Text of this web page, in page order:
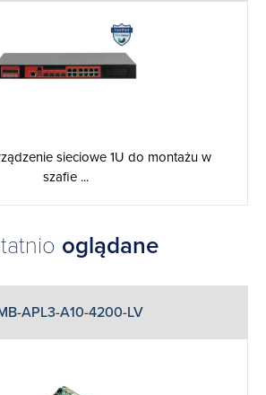
sieciowe 1U do montażu w
szafie ...
oglądane
APL3-A10-4200-LV